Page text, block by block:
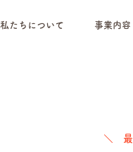
私たちについて 事業内容
＼ 最